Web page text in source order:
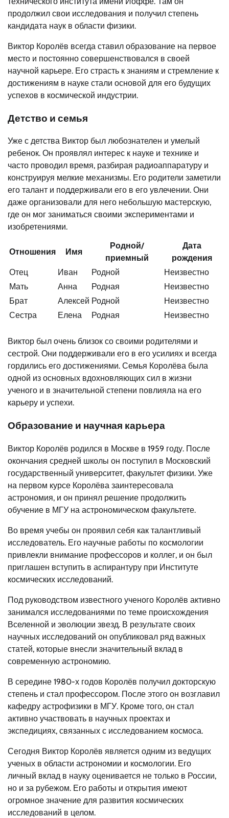
продолжил свои исследования и получил степень
кандидата наук в области физики.
Виктор Королёв всегда ставил образование на первое
место и постоянно совершенствовался в своей
научной карьере. Его страсть к знаниям и стремление к
достижениям в науке стали основой для его будущих
успехов в космической индустрии.
Детство и семья
Уже с детства Виктор был любознателен и умелый
ребенок. Он проявлял интерес к науке и технике и
часто проводил время, разбирая радиоаппаратуру и
конструируя мелкие механизмы. Его родители заметили
его талант и поддерживали его в его увлечении. Они
даже организовали для него небольшую мастерскую,
где он мог заниматься своими экспериментами и
изобретениями.
Отношения Имя
Родной/
приемный
Дата
рождения
Отец
Иван Родной
Неизвестно
Мать
Анна Родная
Неизвестно
Брат
Алексей Родной
Неизвестно
Сестра
Елена Родная Неизвестно
Виктор был очень близок со своими родителями и
сестрой. Они поддерживали его в его усилиях и всегда
гордились его достижениями. Семья Королёва была
одной из основных вдохновляющих сил в жизни
ученого и в значительной степени повлияла на его
карьеру и успехи.
Образование и научная карьера
Виктор Королёв родился в Москве в 1959 году. После
окончания средней школы он поступил в Московский
государственный университет, факультет физики. Уже
на первом курсе Королёва заинтересовала
астрономия, и он принял решение продолжить
обучение в МГУ на астрономическом факультете.
Во время учебы он проявил себя как талантливый
исследователь. Его научные работы по космологии
привлекли внимание профессоров и коллег, и он был
приглашен вступить в аспирантуру при Институте
космических исследований.
Под руководством известного ученого Королёв активно
занимался исследованиями по теме происхождения
Вселенной и эволюции звезд. В результате своих
научных исследований он опубликовал ряд важных
статей, которые внесли значительный вклад в
современную астрономию.
В середине 1980-х годов Королёв получил докторскую
степень и стал профессором. После этого он возглавил
кафедру астрофизики в МГУ. Кроме того, он стал
активно участвовать в научных проектах и
экспедициях, связанных с исследованием космоса.
Сегодня Виктор Королёв является одним из ведущих
ученых в области астрономии и космологии. Его
личный вклад в науку оценивается не только в России,
но и за рубежом. Его работы и открытия имеют
огромное значение для развития космических
исследований в целом.